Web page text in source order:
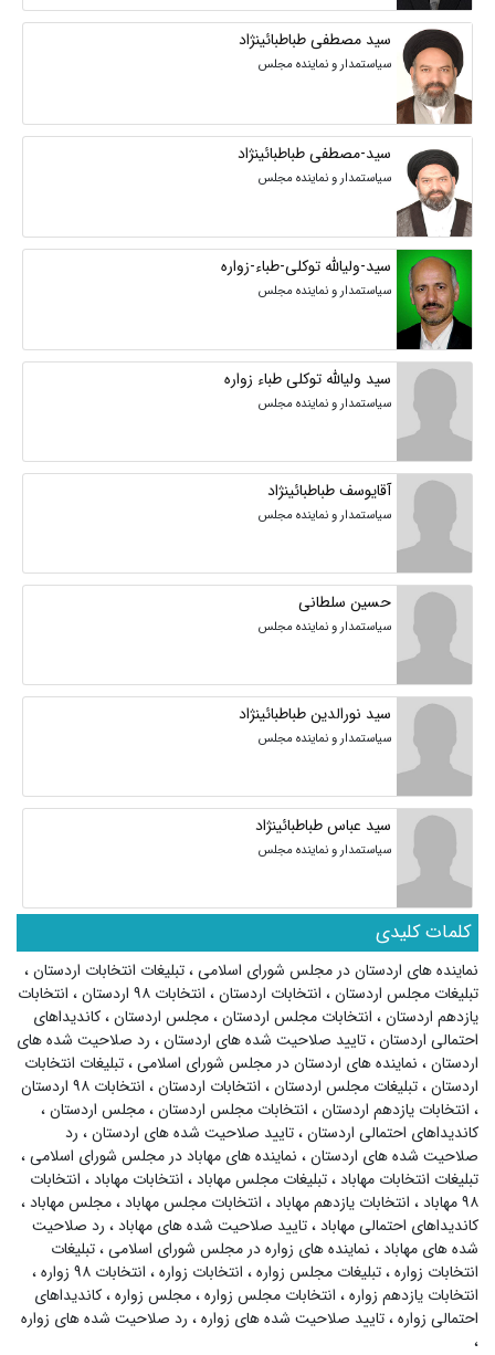
سید مصطفی طباطبائینژاد
سیاستمدار و نماینده مجلس
سید-مصطفی طباطبائینژاد
سیاستمدار و نماینده مجلس
سید-ولیالله توکلی-طباء-زواره
سیاستمدار و نماینده مجلس
سید ولیالله توکلی طباء زواره
سیاستمدار و نماینده مجلس
آقایوسف طباطبائینژاد
سیاستمدار و نماینده مجلس
حسین سلطانی
سیاستمدار و نماینده مجلس
سید نورالدین طباطبائینژاد
سیاستمدار و نماینده مجلس
سید عباس طباطبائینژاد
سیاستمدار و نماینده مجلس
کلمات کلیدی
نماینده های اردستان در مجلس شورای اسلامی،تبلیغات انتخابات اردستان،
تبلیغات مجلس اردستان، انتخابات اردستان، انتخابات ۹۸ اردستان ، انتخابات
یازدهم اردستان، انتخابات مجلس اردستان،مجلس اردستان،کاندیداهای
احتمالی اردستان،تایید صلاحیت شده های اردستان، رد صلاحیت شده های
اردستان، نماینده های اردستان در مجلس شورای اسلامی،تبلیغات انتخابات
اردستان،تبلیغات مجلس اردستان، انتخابات اردستان، انتخابات ۹۸ اردستان
، انتخابات یازدهم اردستان، انتخابات مجلس اردستان،مجلس اردستان،
کاندیداهای احتمالی اردستان،تایید صلاحیت شده های اردستان، رد
صلاحیت شده های اردستان، نماینده های مهاباد در مجلس شورای اسلامی،
تبلیغات انتخابات مهاباد،تبلیغات مجلس مهاباد، انتخابات مهاباد، انتخابات
۹۸ مهاباد
، انتخابات یازدهم مهاباد، انتخابات مجلس مهاباد،مجلس مهاباد،
کاندیداهای احتمالی مهاباد،تایید صلاحیت شده های مهاباد، رد صلاحیت
شده های مهاباد، نماینده های زواره در مجلس شورای اسلامی،تبلیغات
انتخابات زواره،تبلیغات مجلس زواره، انتخابات زواره، انتخابات ۹۸ زواره
،
انتخابات یازدهم زواره، انتخابات مجلس زواره،مجلس زواره،کاندیداهای
احتمالی زواره،تایید صلاحیت شده های زواره، رد صلاحیت شده های زواره
،